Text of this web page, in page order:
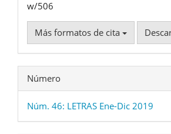
w/506
Más formatos de cita
Número
Núm. 46: LETRAS Ene-Dic 2019